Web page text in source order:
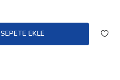
SEPETE EKLE